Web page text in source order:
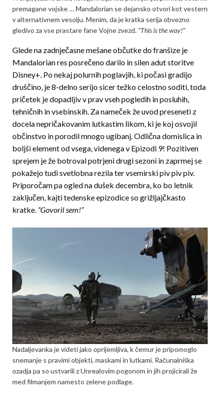
premagane vojske … Mandalorian se dejansko otvori kot vestern
v alternativnem vesolju. Menim, da je kratka serija obvezno
gledivo za vse prastare fane Vojne zvezd. “This is the way!”
Glede na zadnječasne mešane občutke do franšize je
Mandalorian res posrečeno darilo in silen adut storitve
Disney+. Po nekaj polurnih poglavjih, ki počasi gradijo
druščino, je 8-delno serijo sicer težko celostno soditi, toda
pričetek je dopadljiv v prav vseh pogledih in posluhih,
tehničnih in vsebinskih. Za nameček že uvod preseneti z
docela nepričakovanim lutkastim likom, ki je koj osvojil
občinstvo in porodil mnogo ugibanj. Odlična domislica in
boljši element od vsega, videnega v Epizodi 9! Pozitiven
sprejem je že botroval potrjeni drugi sezoni in zaprmej se
pokažejo tudi svetlobna rezila ter vsemirski piv piv piv.
Priporočam pa ogled na dušek decembra, ko bo letnik
zaključen, kajti tedenske epizodice so grižljajčkasto
kratke. “Govoril sem!”
Nadaljevanka je videti jako oprijemljiva, k čemur je pripomoglo
snemanje s pravimi objekti, maskami in lutkami. Računalniška
ozadja pa so ustvarili z Unrealovim pogonom in jih projicirali že
med filmanjem namesto zelene podlage.